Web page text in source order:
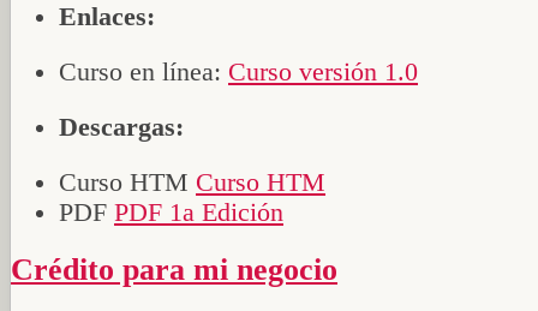
Enlaces:
Curso en línea: Curso versión 1.0
Descargas:
Curso HTM Curso HTM
PDF PDF 1a Edición
Crédito para mi negocio